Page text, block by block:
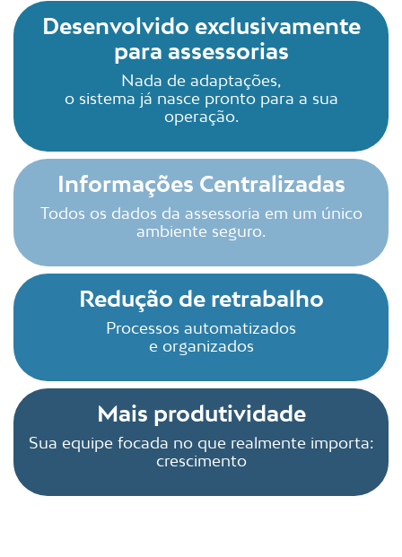
Desenvolvido exclusivamente
para assessorias
Nada de adaptações,
o sistema já nasce pronto para a sua
operação.
Informações Centralizadas
Todos os dados da assessoria em um único
ambiente seguro.
Redução de retrabalho
Processos automatizados
e organizados
Mais produtividade
Sua equipe focada no que realmente importa:
crescimento